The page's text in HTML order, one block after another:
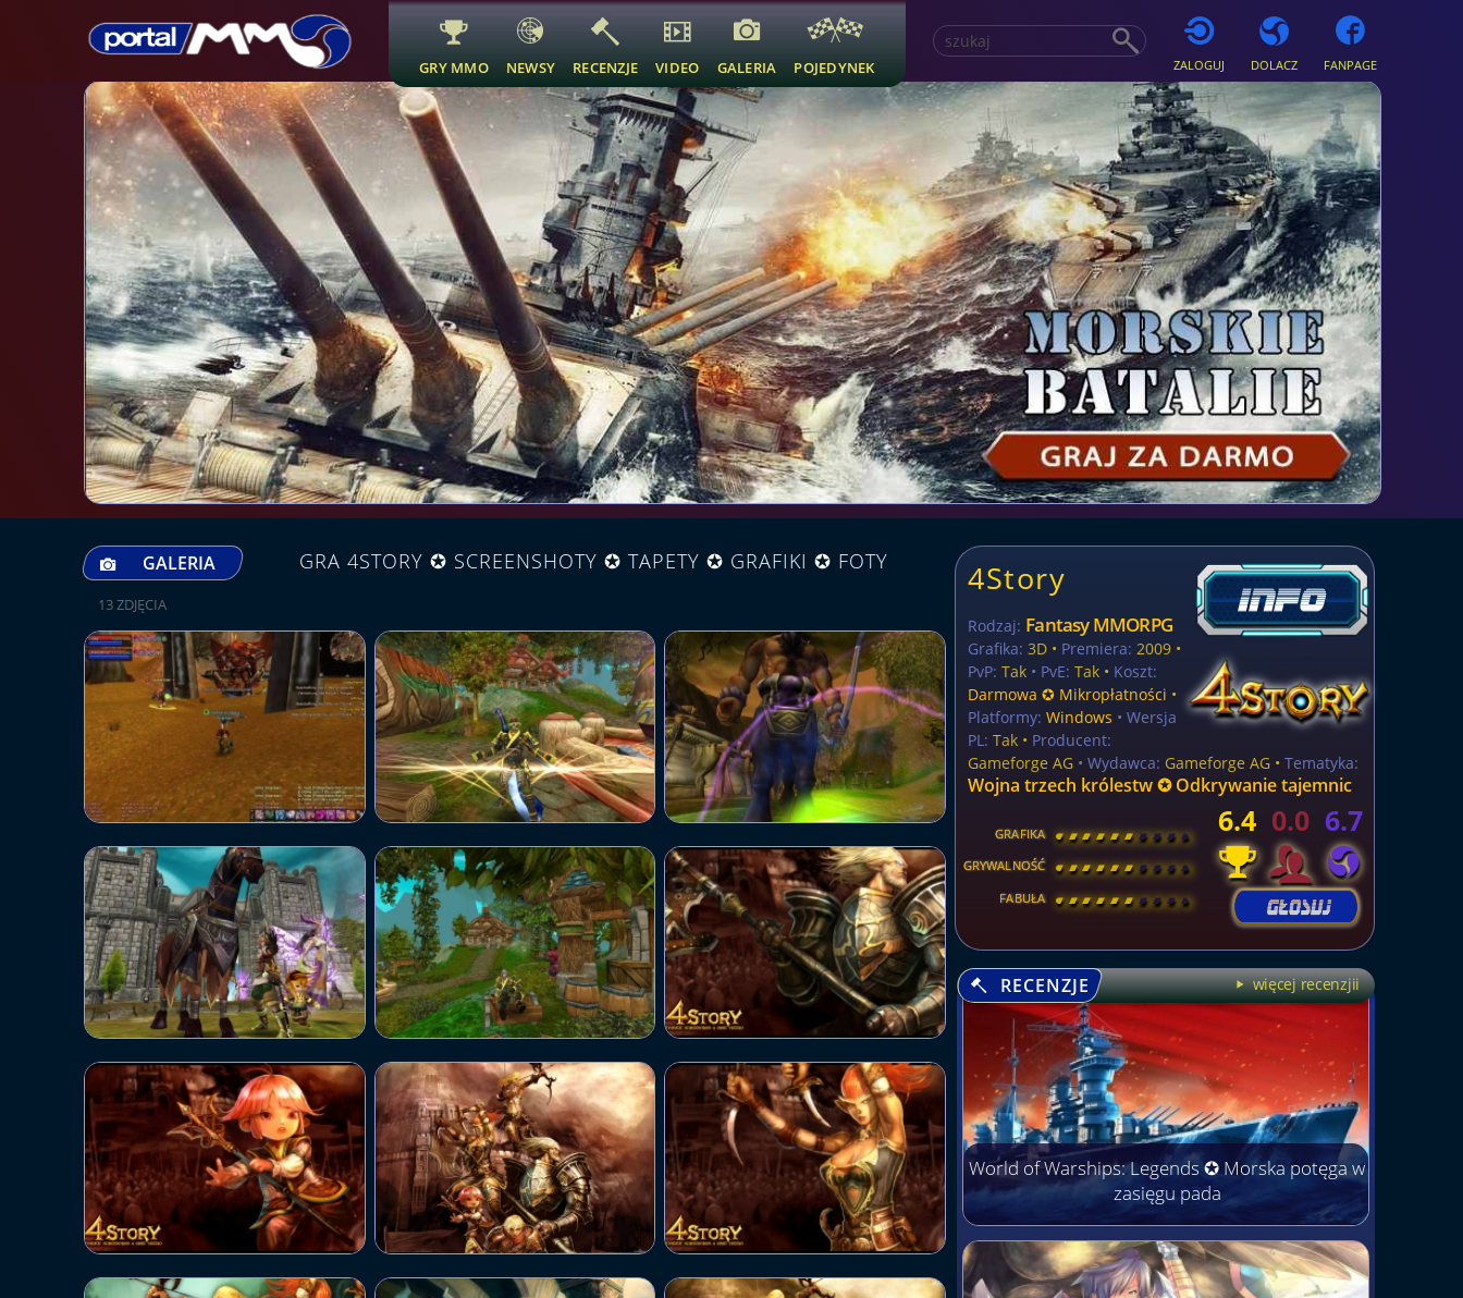
GRY MMO NEWSY RECENZJE VIDEO GALERIA POJEDYNEK ZALOGUJ DOLACZ FANPAGE
GALERIA GRA 4STORY ✪ SCREENSHOTY ✪ TAPETY ✪ GRAFIKI ✪ FOTY
13 ZDJĘCIA
4Story
Rodzaj: Fantasy MMORPG
Grafika: 3D • Premiera: 2009 •
PvP: Tak • PvE: Tak • Koszt:
Darmowa ✪ Mikropłatności •
Platformy: Windows • Wersja
PL: Tak • Producent:
Gameforge AG • Wydawca: Gameforge AG •Tematyka:
Wojna trzech królestw ✪ Odkrywanie tajemnic
GRAFIKA [ \ \ \ \ \ \ \ \ ]
GRYWALNOŚĆ [ \ \ \ \ \ \ \ \ ]
FABUŁA [ \ \ \ \ \ \ \ \ ]
6.4 0.0 6.7
RECENZJE więcej recenzjii
World of Warships: Legends ✪ Morska potęga w
zasięgu pada